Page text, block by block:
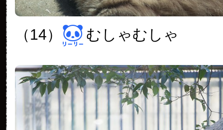
（14） むしゃむしゃ